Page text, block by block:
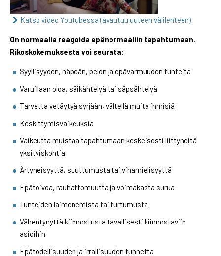
Katso video Youtubessa (avautuu uuteen välilehteen)
On normaalia reagoida epänormaaliin tapahtumaan.
Rikoskokemuksesta voi seurata:
Syyllisyyden, häpeän, pelon ja epävarmuuden tunteita
Varuillaan oloa, säikähtelyä tai säpsähtelyä
Tarvetta vetäytyä syrjään, vältellä muita ihmisiä
Keskittymisvaikeuksia
Vaikeutta muistaa tapahtumaan keskeisesti liittyneitä
yksityiskohtia
Ärtyneisyyttä, suuttumusta tai vihamielisyyttä
Epätoivoa, rauhattomuutta ja voimakasta surua
Tunteiden laimenemista tai turtumusta
Vähentynyttä kiinnostusta tavallisesti kiinnostaviin
asioihin
Epätodellisuuden ja irrallisuuden tunnetta